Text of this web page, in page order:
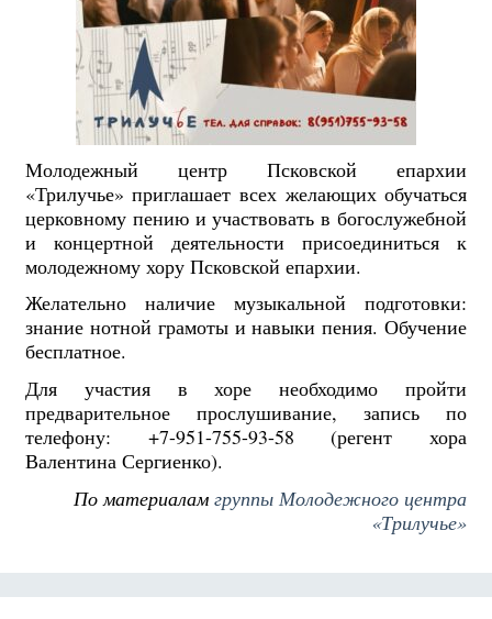
Молодежный центр Псковской епархии
«Трилучье» приглашает всех желающих обучаться
церковному пению и участвовать в богослужебной
и концертной деятельности присоединиться к
молодежному хору Псковской епархии.
Желательно наличие музыкальной подготовки:
знание нотной грамоты и навыки пения. Обучение
бесплатное.
Для участия в хоре необходимо пройти
предварительное прослушивание, запись по
телефону: +7-951-755-93-58 (регент хора
Валентина Сергиенко).
По материаламгруппы Молодежного центра
«Трилучье»